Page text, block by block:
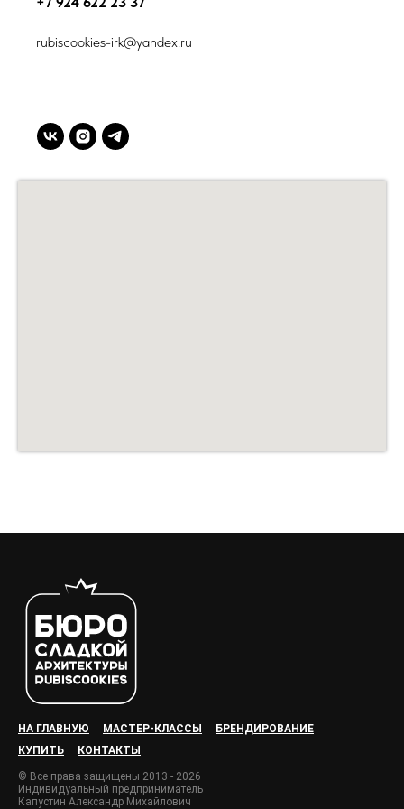
rubiscookies-irk@yandex.ru
НА ГЛАВНУЮ МАСТЕР-КЛАССЫ
БРЕНДИРОВАНИЕ
КУПИТЬ
КОНТАКТЫ
© Все права защищены 2013 - 2026
Индивидуальный предприниматель
Капустин Александр Михайлович